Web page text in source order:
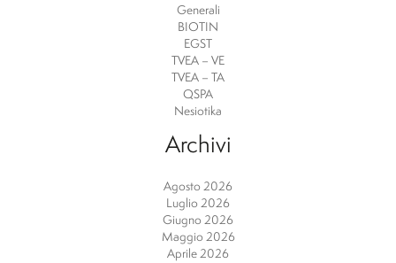
Generali
BIOTIN
EGST
TVEA – VE
TVEA – TA
QSPA
Nesiotika
Archivi
Agosto 2026
Luglio 2026
Giugno 2026
Maggio 2026
Aprile 2026